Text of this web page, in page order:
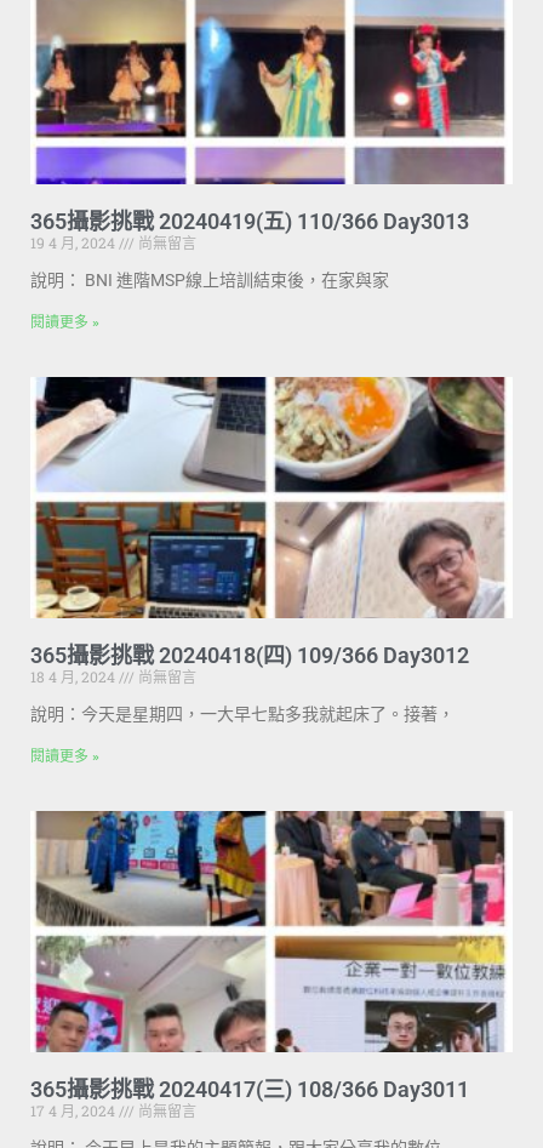
365攝影挑戰 20240419(五) 110/366 Day3013
19 4 月, 2024
尚無留言
說明： BNI 進階MSP線上培訓結束後，在家與家
閱讀更多 »
365攝影挑戰 20240418(四) 109/366 Day3012
18 4 月, 2024
尚無留言
說明：今天是星期四，一大早七點多我就起床了。接著，
閱讀更多 »
365攝影挑戰 20240417(三) 108/366 Day3011
17 4 月, 2024
尚無留言